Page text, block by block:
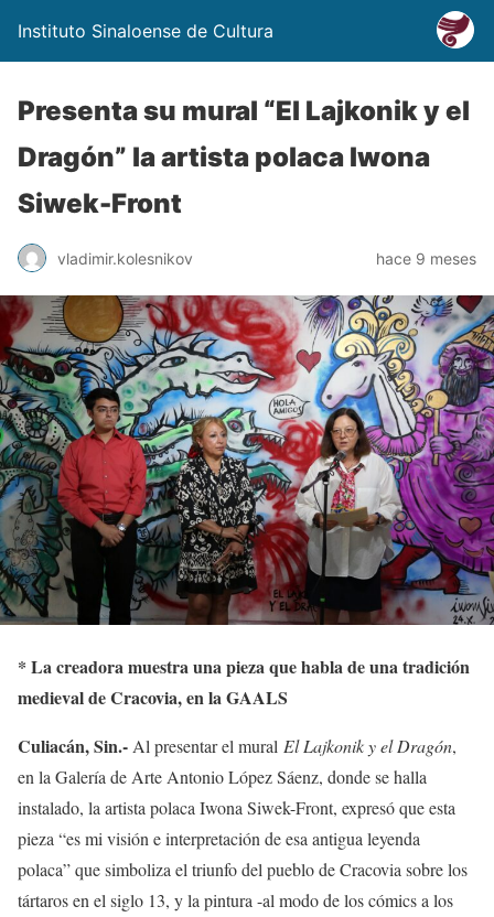
Instituto Sinaloense de Cultura
Presenta su mural “El Lajkonik y el
Dragón” la artista polaca Iwona
Siwek-Front
vladimir.kolesnikov hace 9 meses
* La creadora muestra una pieza que habla de una tradición
medieval de Cracovia, en la GAALS
Culiacán, Sin.- Al presentar el mural El Lajkonik y el Dragón,
en la Galería de Arte Antonio López Sáenz, donde se halla
instalado, la artista polaca Iwona Siwek-Front, expresó que esta
pieza “es mi visión e interpretación de esa antigua leyenda
polaca” que simboliza el triunfo del pueblo de Cracovia sobre los
tártaros en el siglo 13, y la pintura -al modo de los cómics a los